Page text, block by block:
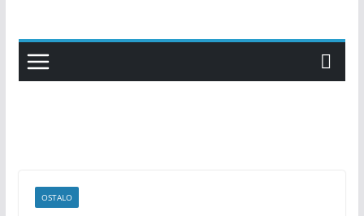
content
OSTALO